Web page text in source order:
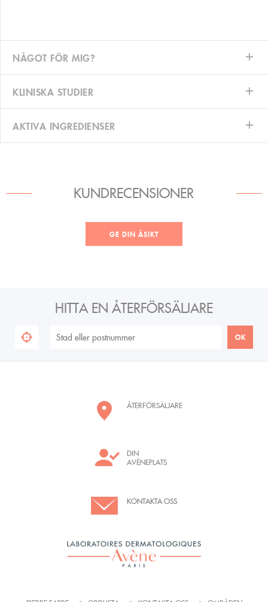
NÅGOT FÖR MIG?
KLINISKA STUDIER
AKTIVA INGREDIENSER
KUNDRECENSIONER
GE DIN ÅSIKT
HITTA EN ÅTERFÖRSÄLJARE
ÅTERFÖRSÄLJARE
DIN
AVÈNEPLATS
KONTAKTA OSS